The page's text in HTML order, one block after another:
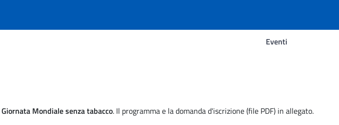
Eventi
Giornata Mondiale senza tabacco. Il programma e la domanda d'iscrizione (file PDF) in allegato.